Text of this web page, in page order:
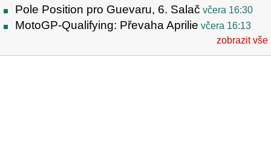
Pole Position pro Guevaru, 6. Salač včera 16:30
MotoGP-Qualifying: Převaha Aprilie včera 16:13
zobrazit vše